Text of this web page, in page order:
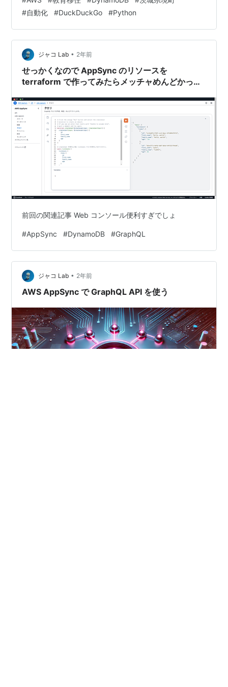
イムな検索結果を自動的に収集し、DynamoDBに記録す
る仕組みを実装しました。 このスクリプトは、環境変数
管理（dotenv）、DuckDuckGoの検索結果取得、データ
の整形、そしてDynamoDBへの…
#自動化 #DuckDuckGo #Python
ジャコ Lab • 2年前
せっかくなので AppSync のリソースを
terraform で作ってみたらメッチャめんどかった
前回の関連記事 Web コンソール便利すぎでしょ
#AppSync #DynamoDB #GraphQL
ジャコ Lab • 2年前
AWS AppSync で GraphQL API を使う